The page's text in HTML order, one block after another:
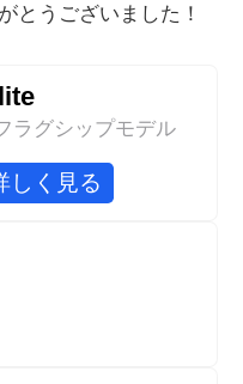
とうございました！
ラグシップモデル
しく見る